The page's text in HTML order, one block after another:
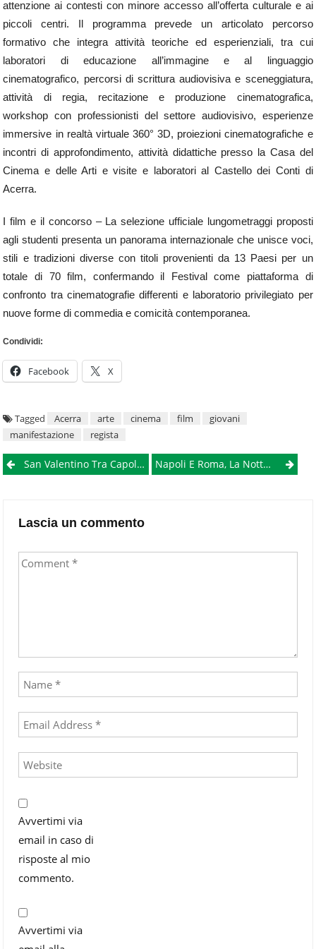
attenzione ai contesti con minore accesso all’offerta culturale e ai
piccoli centri. Il programma prevede un articolato percorso
formativo che integra attività teoriche ed esperienziali, tra cui
laboratori di educazione all’immagine e al linguaggio
cinematografico, percorsi di scrittura audiovisiva e sceneggiatura,
attività di regia, recitazione e produzione cinematografica,
workshop con professionisti del settore audiovisivo, esperienze
immersive in realtà virtuale 360° 3D, proiezioni cinematografiche e
incontri di approfondimento, attività didattiche presso la Casa del
Cinema e delle Arti e visite e laboratori al Castello dei Conti di
Acerra.
I film e il concorso – La selezione ufficiale lungometraggi proposti
agli studenti presenta un panorama internazionale che unisce voci,
stili e tradizioni diverse con titoli provenienti da 13 Paesi per un
totale di 70 film, confermando il Festival come piattaforma di
confronto tra cinematografie differenti e laboratorio privilegiato per
nuove forme di commedia e comicità contemporanea.
Condividi:
Facebook X
Tagged Acerra arte cinema film
giovani
manifestazione
regista
PostSan Valentino Tra Capolavori E Suggestioni: Napoli Celebra L’amore Nei Suoi Musei Napoli E Roma, La Notte Della Verità: Chi Vince Lancia La Sfida Alle Grandi Del Nord
Lascia un commento
Avvertimi via
email in caso di
risposte al mio
commento.
Avvertimi via